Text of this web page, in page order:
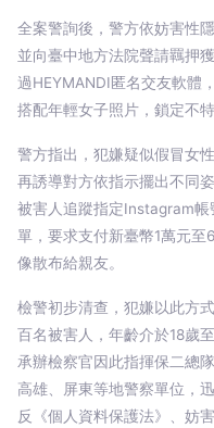
全案警詢後，警方依妨害性
並向臺中地方法院聲請羈押
過HEYMANDI匿名交友軟體
搭配年輕女子照片，鎖定不特
警方指出，犯嫌疑似假冒女
再誘導對方依指示擺出不同
被害人追蹤指定Instagram
單，要求支付新臺幣1萬元
像散布給親友。
檢警初步清查，犯嫌以此方
百名被害人，年齡介於18歲
承辦檢察官因此指揮保二總
高雄、屏東等地警察單位，
反《個人資料保護法》、妨